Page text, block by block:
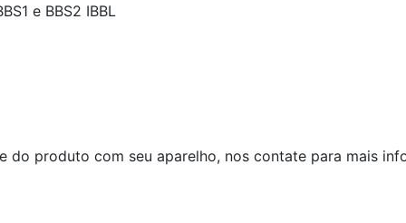
e BBS2 IBBL
do produto com seu aparelho, nos contate para mais